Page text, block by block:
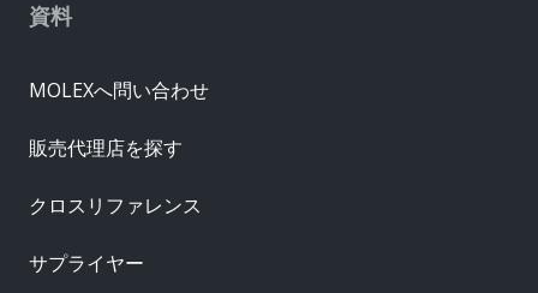
資料
MOLEXへ問い合わせ
販売代理店を探す
クロスリファレンス
サプライヤー